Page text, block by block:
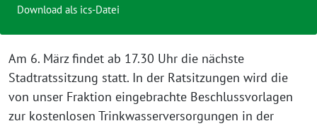
Am 6. März findet ab 17.30 Uhr die nächste
Stadtratssitzung statt. In der Ratsitzungen wird die
von unser Fraktion eingebrachte Beschlussvorlagen
zur kostenlosen Trinkwasserversorgungen in der
Download als ics-Datei